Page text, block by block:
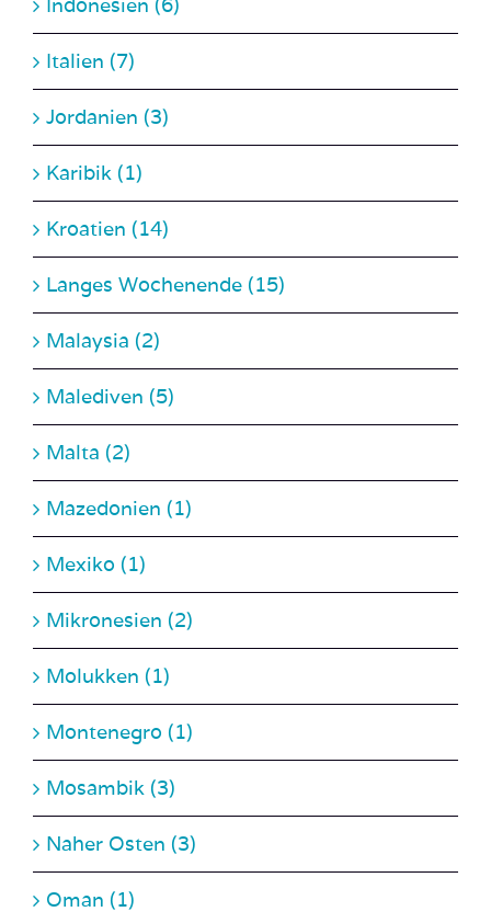
Italien (7)
Jordanien (3)
Karibik (1)
Kroatien (14)
Langes Wochenende (15)
Malaysia (2)
Malediven (5)
Malta (2)
Mazedonien (1)
Mexiko (1)
Mikronesien (2)
Molukken (1)
Montenegro (1)
Mosambik (3)
Naher Osten (3)
Oman (1)
Österreich (28)